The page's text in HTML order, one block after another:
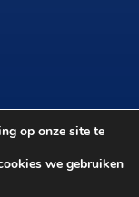
op onze site te
we gebruiken